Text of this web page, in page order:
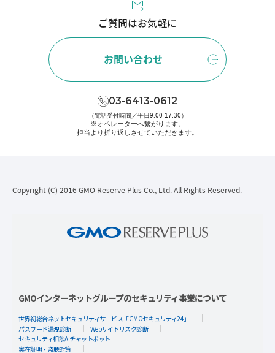
ご質問はお気軽に
お問い合わせ
03-6413-0612
（電話受付時間／平日9:00-17:30）
※オペレーターへ繋がります。
担当より折り返しさせていただきます。
Copyright (C) 2016 GMO Reserve Plus Co., Ltd. All Rights Reserved.
GMOインターネットグループのセキュリティ事業について
世界初総合ネットセキュリティサービス「GMOセキュリティ24」
パスワード漏洩診断
Webサイトリスク診断
セキュリティ相談AIチャットボット
実在証明・盗聴対策